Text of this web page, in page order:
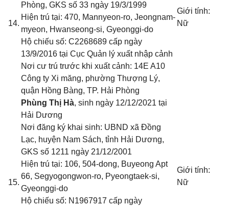
14.
Phòng, GKS số 33 ngày 19/3/1999
Hiện trú tại: 470, Mannyeon-ro, Jeongnam-
myeon, Hwanseong-si, Gyeonggi-do
Hộ chiếu số: C2268689 cấp ngày
13/9/2016 tại Cục Quản lý xuất nhập cảnh
Nơi cư trú trước khi xuất cảnh: 14E A10
Công ty Xi măng, phường Thượng Lý,
quận Hồng Bàng, TP. Hải Phòng
Giới tính:
Nữ
15.
Phùng Thị Hà, sinh ngày 12/12/2021 tại
Hải Dương
Nơi đăng ký khai sinh: UBND xã Đồng
Lạc, huyện Nam Sách, tỉnh Hải Dương,
GKS số 1211 ngày 21/12/2001
Hiện trú tại: 106, 504-dong, Buyeong Apt
66, Segyogongwon-ro, Pyeongtaek-si,
Gyeonggi-do
Hộ chiếu số: N1967917 cấp ngày
Giới tính:
Nữ